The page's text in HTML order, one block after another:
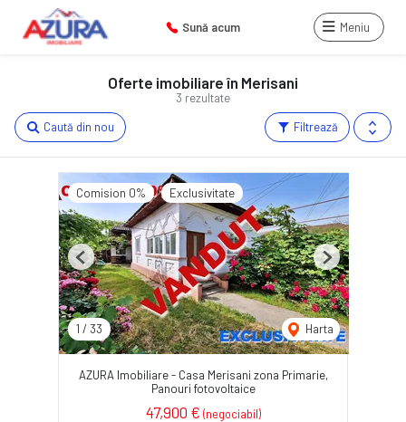
Sună acum Meniu
3 rezultate
Oferte imobiliare în Merisani
Filtrează
Caută din nou
Comision 0% Exclusivitate
1 / 33 Harta
Previous Next
AZURA Imobiliare - Casa Merisani zona Primarie,
Panouri fotovoltaice
47,900 € (negociabil)